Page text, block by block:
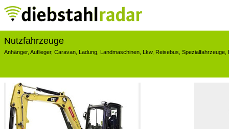
Nutzfahrzeuge
Anhänger, Auflieger, Caravan Ladung Landmaschinen Lkw, Reisebus Spezialfahrzeuge